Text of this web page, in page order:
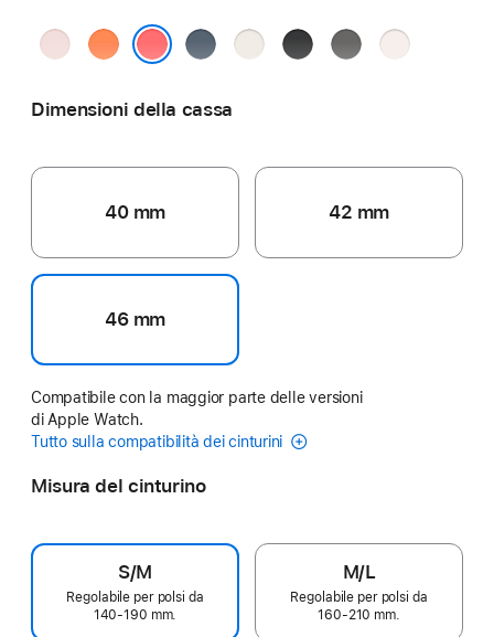
Rosa
Mandarino Blu
GalassiaNero
GrigioRosa
Dimensioni della cassa
40 mm 42 mm
46 mm
Compatibile con la maggior parte delle versioni
di Apple Watch.
Tutto sulla compatibilità dei cinturini
Misura del cinturino
S/M
Regolabile per polsi da
140‑190 mm.
M/L
Regolabile per polsi da
160‑210 mm.